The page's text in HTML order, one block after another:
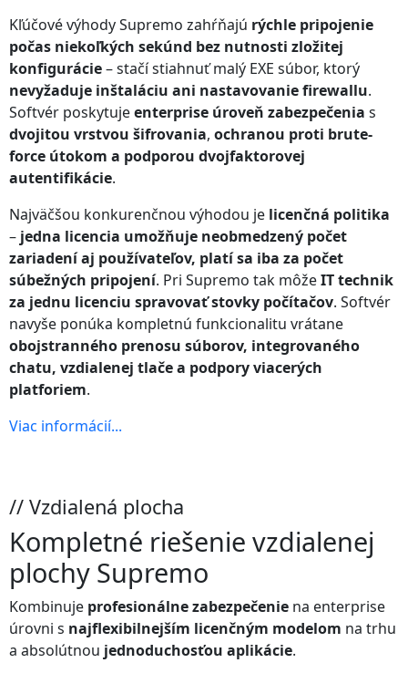
Kľúčové výhody Supremo zahŕňajú rýchle pripojenie
počas niekoľkých sekúnd bez nutnosti zložitej
konfigurácie– stačí stiahnuť malý EXE súbor, ktorý
nevyžaduje inštaláciu ani nastavovanie firewallu.
Softvér poskytujeenterprise úroveň zabezpečenia s
dvojitou vrstvou šifrovania, ochranou proti brute-
force útokom a podporou dvojfaktorovej
autentifikácie.
Najväčšou konkurenčnou výhodou je licenčná politika
– jedna licencia umožňuje neobmedzený počet
zariadení aj používateľov, platí sa iba za počet
súbežných pripojení. Pri Supremo tak môžeIT technik
za jednu licenciu spravovať stovky počítačov. Softvér
navyše ponúka kompletnú funkcionalitu vrátane
obojstranného prenosu súborov, integrovaného
chatu, vzdialenej tlače a podpory viacerých
platforiem.
Viac informácií...
// Vzdialená plocha
Kompletné riešenie vzdialenej
plochy Supremo
Kombinuje profesionálne zabezpečenie na enterprise
úrovni s najflexibilnejším licenčným modelom na trhu
a absolútnou jednoduchosťou aplikácie.